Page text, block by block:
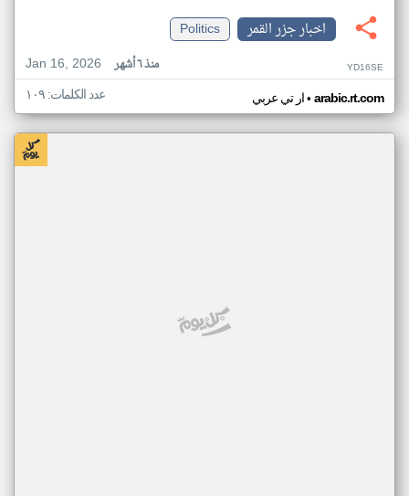
اخبار جزر القمر
Politics
Jan 16, 2026
منذ ٦ أشهر YD16SE
ار تي عربي• arabic.rt.com عدد الكلمات: ١٠٩